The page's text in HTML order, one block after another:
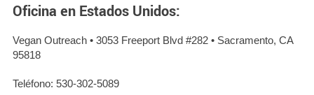
Oficina en Estados Unidos:
Vegan Outreach • 3053 Freeport Blvd #282 • Sacramento, CA
95818
Teléfono: 530-302-5089